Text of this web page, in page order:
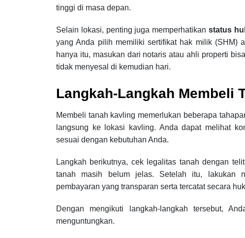
tinggi di masa depan.
Selain lokasi, penting juga memperhatikanstatus
yang Anda pilih memiliki sertifikat hak milik (SHM)
hanya itu, masukan dari notaris atau ahli properti
tidak menyesal di kemudian hari.
Langkah-Langkah Membeli
Membeli tanah kavling memerlukan beberapa
langsung ke lokasi kavling. Anda dapat melihat
sesuai dengan kebutuhan Anda.
Langkah berikutnya, cek legalitas tanah dengan
tanah masih belum jelas. Setelah itu, lakukan
pembayaran yang transparan serta tercatat secara
Dengan mengikuti langkah-langkah tersebut,
menguntungkan.